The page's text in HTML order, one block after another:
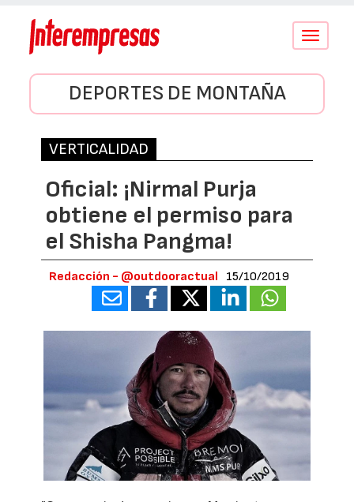
Conmutar
DEPORTES DE MONTAÑA
VERTICALIDAD
Oficial: ¡Nirmal Purja
obtiene el permiso para
el Shisha Pangma!
Redacción - @outdooractual 15/10/2019